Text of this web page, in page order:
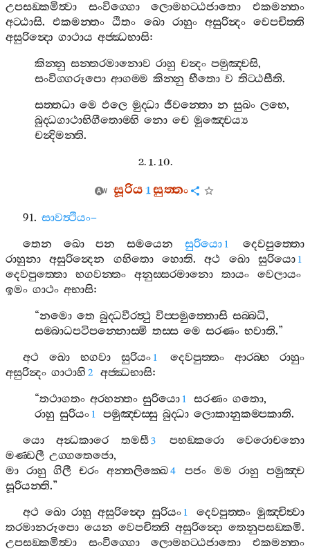
උපසඞ‍්කමිත්‍වා
සංවිග‍්ගො ලොමහට‍්ඨජාතො
එකමන‍්තං
අට‍්ඨාසි.එකමන‍්තං ඨිතං ඛො රාහුං අසුරින්‍දං වෙපචිත‍්ති
අසුරින්‍දො ගාථාය අජ‍්ඣභාසි:
කින‍්නු සන‍්තරමානොව රාහු චන්‍දං පමුඤ‍්චසි,
සංවිග‍්ගරූපො ආගම‍්ම කින‍්නු භීතො ව තිට‍්ඨසීති.
සත‍්තධා මෙ ඵලෙ මුද‍්ධා ජීවන‍්තො න සුඛං ලභෙ,
බුද‍්ධගාථාභිගීතොම‍්හි නො චෙ මුඤ‍්චෙය්‍ය
චන්‍දිමන‍්ති.
2. 1. 10.
සූරිය1සුත‍්තං
91. සාවත්‍ථියං–
තෙන
ඛො පන සමයෙන සුරියො 1
දෙවපුත‍්තො
රාහුනා
අසුරින්‍දෙන ගහිතො හොති.අථ ඛො සුරියො 1
දෙවපුත‍්තො භගවන‍්තං අනුස‍්සරමානො තායං
වෙලායං
ඉමං ගාථං අභාසි:
“නමො තෙ බුද‍්ධවීරත්‍ථු විප‍්පමුත‍්තොසි සබ‍්බධි,
සම‍්බාධපටිපන‍්නොස‍්මි තස‍්ස මෙ සරණං භවාති.”
අථ
ඛො භගවා සුරියං 1 දෙවපුත‍්තං ආරබ‍්භ
රාහුං
අසුරින්‍දං ගාථාහි 2 අජ‍්ඣභාසි:
“තථාගතං අරහන‍්තං සුරියො 1 සරණං ගතො,
රාහු සුරියං 1 පමුඤ‍්චස‍්සු බුද‍්ධා ලොකානුකම‍්පකාති.
යො
අන්‍ධකාරෙ තමසී3 පභඞ‍්කරො
වෙරොචනො
මණ‍්ඩලී උග‍්ගතෙජො,
මා රාහු ගිලී චරං අන‍්තලික‍්ඛෙ 4 පජං මම රාහු
පමුඤ‍්ච
සූරියන‍්ති.”
අථ ඛො රාහු අසුරින්‍දො සුරියං 1 දෙවපුත‍්තං මුඤ‍්චිත්‍වා
තරමානරූපො යෙන වෙපචිත‍්ති අසුරින්‍දො තෙනුපසඞ‍්කමි.
උපසඞ‍්කමිත්‍වා
සංවිග‍්ගො ලොමහට‍්ඨජාතො
එකමන‍්තං